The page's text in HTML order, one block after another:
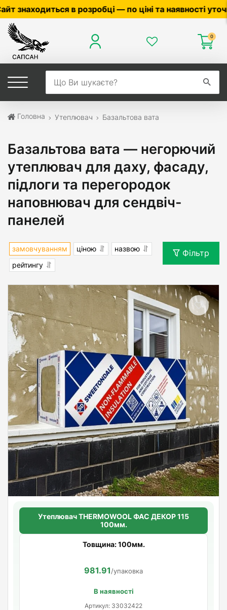
наявності уточнюйте у менеджера ☎0503056010,
0
Головна Утеплювач Базальтова вата
Базальтова вата — негорючий
утеплювач для даху, фасаду,
підлоги та перегородок
наповнювач для сендвіч-
панелей
замовчуванням ціною
назвою
рейтингу
Фільтр
Утеплювач THERMOWOOL ФАС ДЕКОР 115
100мм.
Товщина: 100мм.
981.91/упаковка
В наявності
Артикул: 33032422